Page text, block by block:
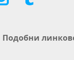
Подобни